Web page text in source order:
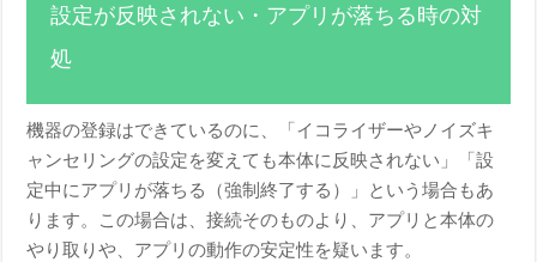
設定が反映されない・アプリが落ちる時の対
処
機器の登録はできているのに、「イコライザーやノイズキ
ャンセリングの設定を変えても本体に反映されない」「設
定中にアプリが落ちる（強制終了する）」という場合もあ
ります。この場合は、接続そのものより、アプリと本体の
やり取りや、アプリの動作の安定性を疑います。